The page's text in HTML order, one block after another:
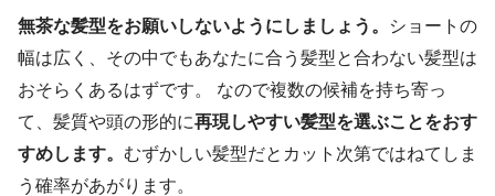
無茶な髪型をお願いしないようにしましょう。
ショートの
幅は広く、その中でもあなたに合う髪型と合わない髪型は
おそらくあるはずです。 なので複数の候補を持ち寄っ
て、髪質や頭の形的に再現しやすい髪型を選ぶことをおす
すめします。 むずかしい髪型だとカット次第ではねてしま
う確率があがります。